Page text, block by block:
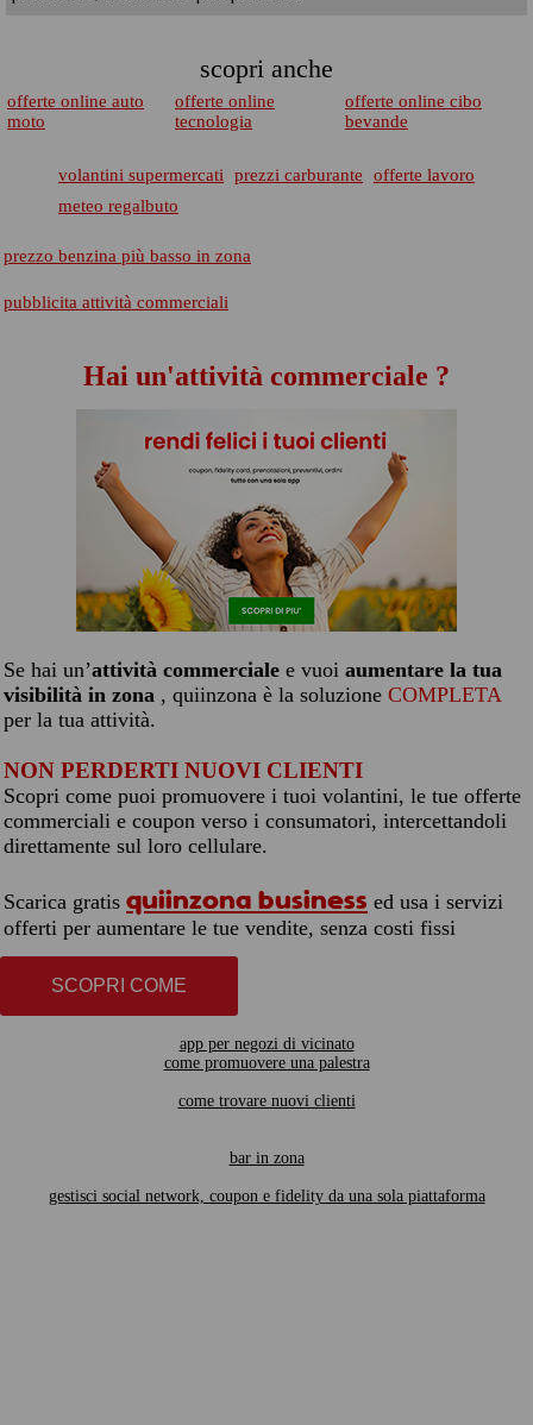
scopri anche
offerte online auto
moto
offerte online
tecnologia
offerte online cibo
bevande
volantini supermercati prezzi carburante
offerte lavoro
meteo regalbuto
prezzo benzina più basso in zona
pubblicita attività commerciali
Hai un'attività commerciale ?
Se hai un’attività commerciale e vuoi aumentare la tua
visibilità in zona , quiinzona è la soluzione COMPLETA
per la tua attività.
NON PERDERTI NUOVI CLIENTI
Scopri come puoi promuovere i tuoi volantini, le tue offerte
commerciali e coupon verso i consumatori, intercettandoli
direttamente sul loro cellulare.
Scarica gratis quiinzona business ed usa i servizi
offerti per aumentare le tue vendite, senza costi fissi
SCOPRI COME
app per negozi di vicinato
come promuovere una palestra
come trovare nuovi clienti
bar in zona
gestisci social network, coupon e fidelity da una sola piattaforma